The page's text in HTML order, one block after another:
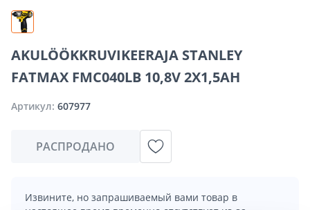
AKULÖÖKKRUVIKEERAJA STANLEY
FATMAX FMC040LB 10,8V 2X1,5AH
Артикул: 607977
РАСПРОДАНО
Извините, но запрашиваемый вами товар в